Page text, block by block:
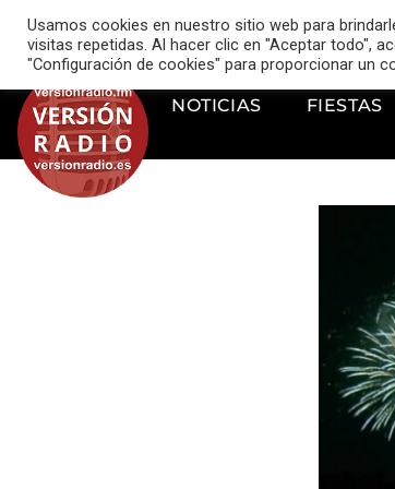
music_note VERSIÓN RADIO
NOTICIAS FIESTAS
Usamos cookies en nuestro sitio web para
visitas repetidas. Al hacer clic en "Aceptar todo",
"Configuración de cookies" para proporcionar un